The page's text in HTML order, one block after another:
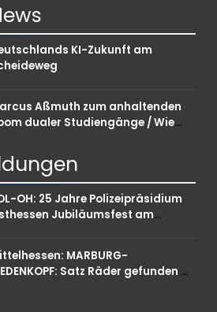
KI-Zukunft am
Aßmuth zum anhaltenden
dualer Studiengänge / Wie
können
OH: 25 Jahre Polizeipräsidium
Jubiläumsfest am
und Bürger erhalten
Einblicke in die
MARBURG-
Satz Räder gefunden –